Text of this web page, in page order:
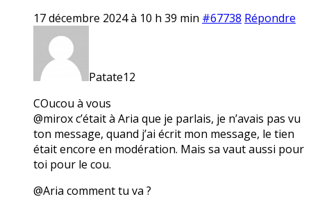
17 décembre 2024 à 10 h 39 min #67738 Répondre
Patate12
COucou à vous
@mirox c’était à Aria que je parlais, je n’avais pas vu
ton message, quand j’ai écrit mon message, le tien
était encore en modération. Mais sa vaut aussi pour
toi pour le cou.
@Aria comment tu va ?